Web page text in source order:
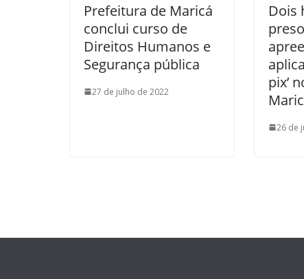
Prefeitura de Maricá
conclui curso de
Direitos Humanos e
Segurança pública
27 de julho de 2022
Dois
pix’
26 de